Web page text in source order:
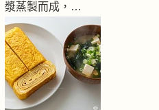
漿蒸製而成，…